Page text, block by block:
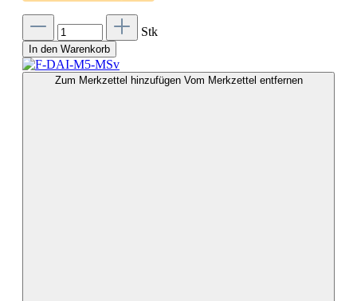
Stk
In den Warenkorb
Zum Merkzettel hinzufügen Vom Merkzettel entfernen